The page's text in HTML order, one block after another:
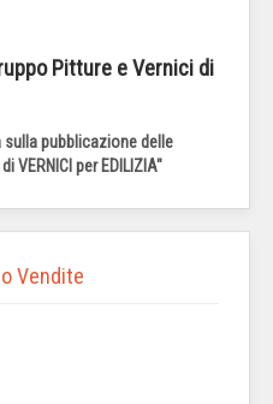
Pitture e Vernici di
sulla pubblicazione delle
VERNICI per EDILIZIA"
Vendite